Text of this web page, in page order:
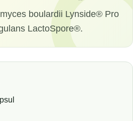
boulardii Lynside® Pro
LactoSpore®.